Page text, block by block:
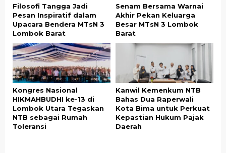
Filosofi Tangga Jadi
Pesan Inspiratif dalam
Upacara Bendera MTsN 3
Lombok Barat
Senam Bersama Warnai
Akhir Pekan Keluarga
Besar MTsN 3 Lombok
Barat
Kongres Nasional
HIKMAHBUDHI ke-13 di
Lombok Utara Tegaskan
NTB sebagai Rumah
Toleransi
Kanwil Kemenkum NTB
Bahas Dua Raperwali
Kota Bima untuk Perkuat
Kepastian Hukum Pajak
Daerah